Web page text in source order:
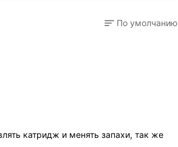
По умолчанию
катридж и менять запахи, так же